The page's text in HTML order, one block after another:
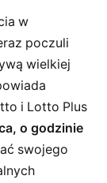
w
poczuli
wielkiej
i Lotto Plus
o godzinie
swojego